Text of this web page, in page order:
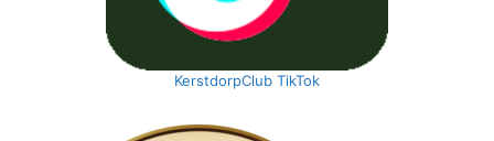
KerstdorpClub TikTok